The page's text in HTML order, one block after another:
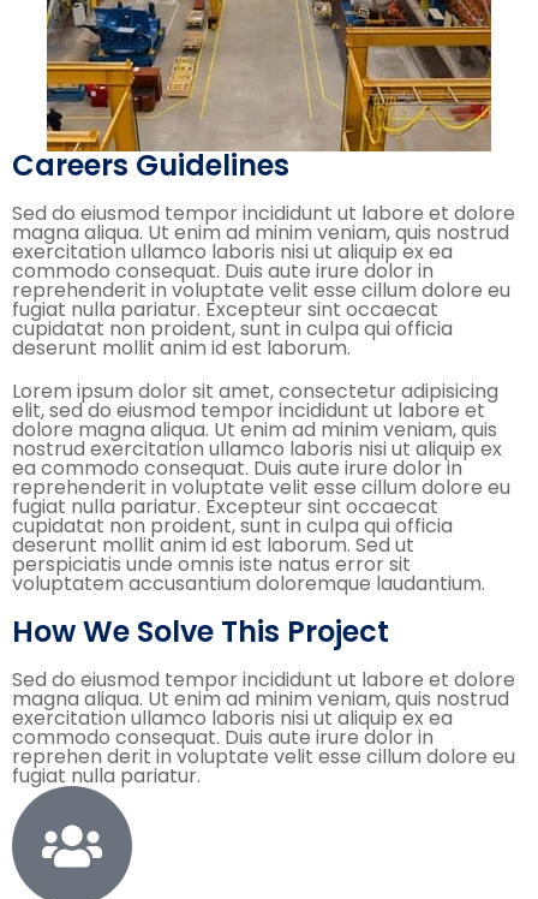
Careers Guidelines
Sed do eiusmod tempor incididunt ut labore et dolore
magna aliqua. Ut enim ad minim veniam, quis nostrud
exercitation ullamco laboris nisi ut aliquip ex ea
commodo consequat. Duis aute irure dolor in
reprehenderit in voluptate velit esse cillum dolore eu
fugiat nulla pariatur. Excepteur sint occaecat
cupidatat non proident, sunt in culpa qui officia
deserunt mollit anim id est laborum.
Lorem ipsum dolor sit amet, consectetur adipisicing
elit, sed do eiusmod tempor incididunt ut labore et
dolore magna aliqua. Ut enim ad minim veniam, quis
nostrud exercitation ullamco laboris nisi ut aliquip ex
ea commodo consequat. Duis aute irure dolor in
reprehenderit in voluptate velit esse cillum dolore eu
fugiat nulla pariatur. Excepteur sint occaecat
cupidatat non proident, sunt in culpa qui officia
deserunt mollit anim id est laborum. Sed ut
perspiciatis unde omnis iste natus error sit
voluptatem accusantium doloremque laudantium.
How We Solve This Project
Sed do eiusmod tempor incididunt ut labore et dolore
magna aliqua. Ut enim ad minim veniam, quis nostrud
exercitation ullamco laboris nisi ut aliquip ex ea
commodo consequat. Duis aute irure dolor in
reprehen derit in voluptate velit esse cillum dolore eu
fugiat nulla pariatur.